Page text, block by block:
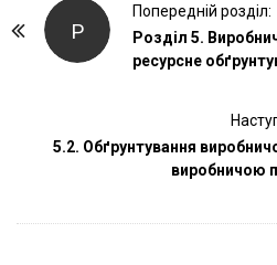
Р
Попередній розділ:
Розділ 5.
ресурсне
5.2. Обґрунтування
виробничою